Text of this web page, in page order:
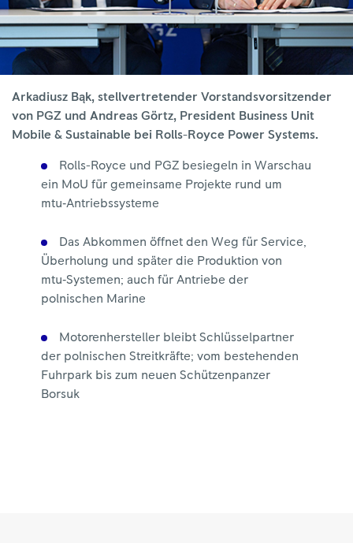
Arkadiusz Bąk, stellvertretender Vorstandsvorsitzender
von PGZ und Andreas Görtz, President Business Unit
Mobile & Sustainable bei Rolls-Royce Power Systems.
Rolls-Royce und PGZ besiegeln in Warschau
ein MoU für gemeinsame Projekte rund um
mtu‑Antriebssysteme
Das Abkommen öffnet den Weg für Service,
Überholung und später die Produktion von
mtu‑Systemen; auch für Antriebe der
polnischen Marine
Motorenhersteller bleibt Schlüsselpartner
der polnischen Streitkräfte; vom bestehenden
Fuhrpark bis zum neuen Schützenpanzer
Borsuk